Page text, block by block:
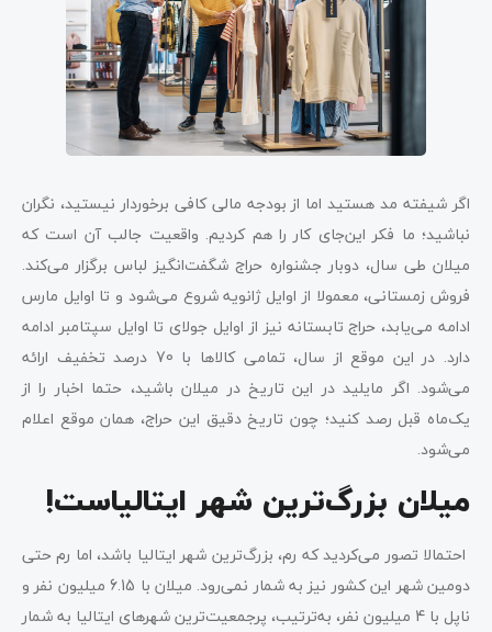
اگر شیفته مد هستید اما از بودجه مالی کافی برخوردار نیستید، نگران
نباشید؛ ما فکر این‌جای کار را هم کردیم. واقعیت جالب آن است که
میلان طی سال، دوبار جشنواره حراج شگفت‌انگیز لباس برگزار می‌کند.
فروش زمستانی، معمولا از اوایل ژانویه شروع می‌شود و تا اوایل مارس
ادامه می‌یابد، حراج تابستانه نیز از اوایل جولای تا اوایل سپتامبر ادامه
دارد. در این موقع از سال، تمامی کالاها با 70 درصد تخفیف ارائه
می‌شود. اگر مایلید در این تاریخ در میلان باشید، حتما اخبار را از
یک‌ماه قبل رصد کنید؛ چون تاریخ دقیق این حراج، همان موقع اعلام
می‌شود.
میلان بزرگ‌ترین شهر ایتالیاست!
احتمالا تصور می‌کردید که رم، بزرگ‌ترین شهر ایتالیا باشد، اما رم حتی
دومین شهر این کشور نیز به شمار نمی‌رود. میلان با 6.15 میلیون نفر و
ناپل با 4 میلیون نفر، به‌ترتیب، پرجمعیت‌ترین شهرهای ایتالیا به شمار